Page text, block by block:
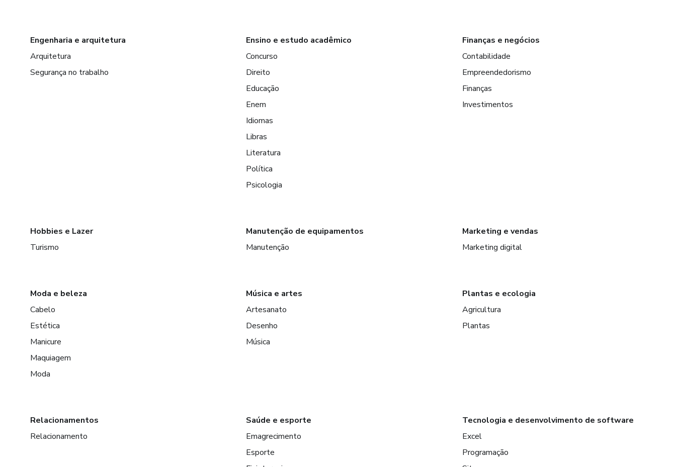
Engenharia e arquitetura
Arquitetura
Segurança no trabalho
Ensino e estudo acadêmico
Concurso
Direito
Educação
Enem
Idiomas
Libras
Literatura
Política
Psicologia
Finanças e negócios
Contabilidade
Empreendedorismo
Finanças
Investimentos
Hobbies e Lazer
Turismo
Manutenção de equipamentos
Manutenção
Marketing e vendas
Marketing digital
Moda e beleza
Cabelo
Estética
Manicure
Maquiagem
Moda
Música e artes
Artesanato
Desenho
Música
Plantas e ecologia
Agricultura
Plantas
Relacionamentos
Relacionamento
Saúde e esporte
Emagrecimento
Esporte
Tecnologia e desenvolvimento de software
Excel
Programação